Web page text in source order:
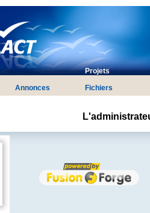
Projets
Annonces Fichiers